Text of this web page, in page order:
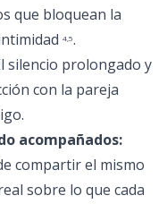
que bloquean la
45.
silencio prolongado y
con la pareja
acompañados:
compartir el mismo
sobre lo que cada